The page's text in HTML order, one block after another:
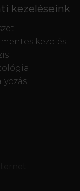
kezeléseink
kezelés